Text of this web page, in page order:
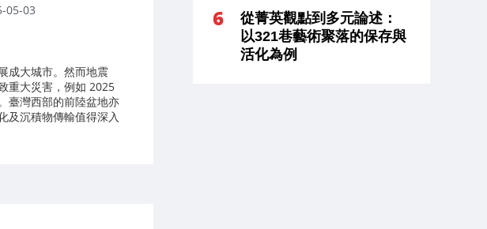
05-03
成大城市。然而地震
重大災害，例如 2025
臺灣西部的前陸盆地亦
及沉積物傳輸值得深入
從菁英觀點到多元論述：
以321巷藝術聚落的保存與
活化為例